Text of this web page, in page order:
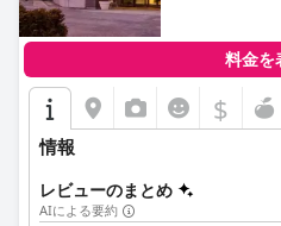
料金を
$
情報
レビューのまとめ
AIによる要約